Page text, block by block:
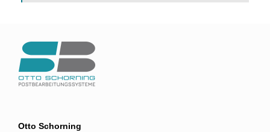
Otto Schorning